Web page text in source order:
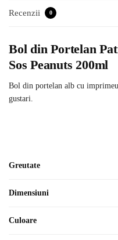
Recenzii 0
Bol din Portelan
Sos Peanuts 200ml
Bol din portelan alb cu
gustari.
Greutate
Dimensiuni
Culoare